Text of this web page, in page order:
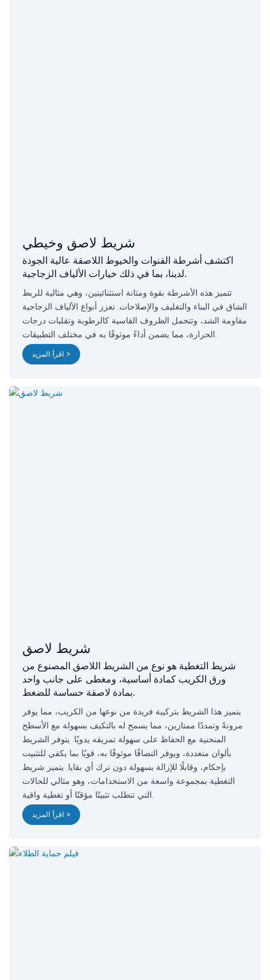
شريط لاصق وخيطي
اكتشف أشرطة القنوات والخيوط اللاصقة عالية الجودة
لدينا، بما في ذلك خيارات الألياف الزجاجية.
تتميز هذه الأشرطة بقوة ومتانة استثنائيتين، وهي مثالية للربط
الشاق في البناء والتغليف والإصلاحات. تعزز أنواع الألياف الزجاجية
مقاومة الشد، وتتحمل الظروف القاسية كالرطوبة وتقلبات درجات
الحرارة، مما يضمن أداءً موثوقًا به في مختلف التطبيقات.
اقرأ المزيد >
شريط لاصق
شريط التغطية هو نوع من الشريط اللاصق المصنوع من
ورق الكريب كمادة أساسية، ومغطى على جانب واحد
بمادة لاصقة حساسة للضغط.
يتميز هذا الشريط بتركيبة فريدة من نوعها من الكريب، مما يوفر
مرونةً وتمددًا ممتازين، مما يسمح له بالتكيف بسهولة مع الأسطح
المنحنية مع الحفاظ على سهولة تمزيقه يدويًا. يتوفر الشريط
بألوان متعددة، ويوفر التصاقًا موثوقًا به، قويًا بما يكفي للتثبيت
بإحكام، وقابلًا للإزالة بسهولة دون ترك أي بقايا. يتميز شريط
التغطية بمجموعة واسعة من الاستخدامات، وهو مثالي للحالات
التي تتطلب تثبيتًا مؤقتًا أو تغطية واقية.
اقرأ المزيد >